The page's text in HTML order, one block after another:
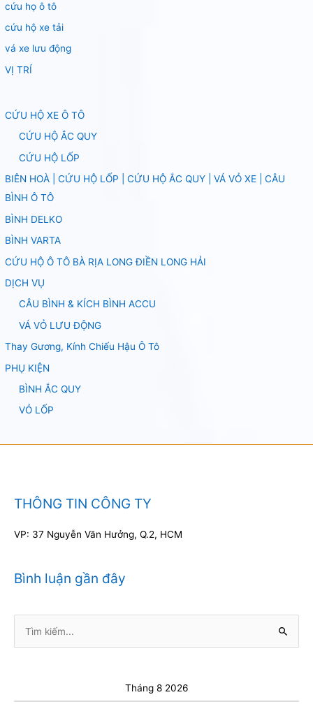
cứu họ ô tô
cứu hộ xe tải
vá xe lưu động
VỊ TRÍ
CỨU HỘ XE Ô TÔ
CỨU HỘ ẮC QUY
CỨU HỘ LỐP
BIÊN HOÀ | CỨU HỘ LỐP | CỨU HỘ ẮC QUY | VÁ VỎ XE | CÂU
BÌNH Ô TÔ
BÌNH DELKO
BÌNH VARTA
CỨU HỘ Ô TÔ BÀ RỊA LONG ĐIỀN LONG HẢI
DỊCH VỤ
CÂU BÌNH & KÍCH BÌNH ACCU
VÁ VỎ LƯU ĐỘNG
Thay Gương, Kính Chiếu Hậu Ô Tô
PHỤ KIỆN
BÌNH ẮC QUY
VỎ LỐP
THÔNG TIN CÔNG TY
VP: 37 Nguyễn Văn Hưởng, Q.2, HCM
Bình luận gần đây
kiếm:
Tháng 8 2026